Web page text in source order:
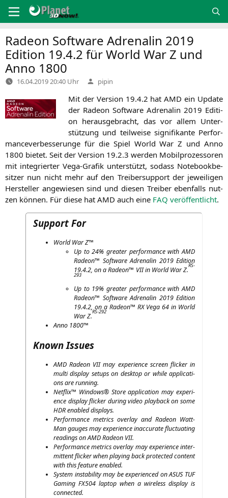
Inhalt
springen
Radeon Software Adrenalin 2019
Edition 19.4.2 für World War Z und
Anno 1800
16.04.2019 20:40 Uhr Verfasst
von
pipin
Mit der Ver­si­on 19.4.2 hatAMD ein Update
der Rade­on Soft­ware Adre­na­lin 2019 Edi­ti­
on her­aus­ge­bracht, das vor allem Unter­
stüt­zung und teil­wei­se signi­fi­kan­te Per­for­
mance­ver­bes­se­run­ge für die Spiel World War Z und Anno
1800 bie­tet. Seit der Ver­si­on 19.2.3 wer­den Mobil­pro­zes­so­ren
mit inte­grier­ter Vega-Gra­fik unter­stützt, sodass Note­book­be­
sit­zer nun nicht mehr auf den Trei­ber­sup­port der jewei­li­gen
Her­stel­ler ange­wie­sen sind und die­sen Trei­ber eben­falls nut­
zen kön­nen. Für die­se hat AMD auch eine FAQ ver­öf­fent­licht.
Support For
World War Z™
Up to 24% grea­ter per­for­mance withAMD
Rade­on™ Soft­ware Adre­na­lin 2019 Edi­ti­on
19.4.2, on a Rade­on™ VIIin World War Z.
RS-
293
Up to 19% grea­ter per­for­mance withAMD
Rade­on™ Soft­ware Adre­na­lin 2019 Edi­ti­on
19.4.2, on a Rade­on™ RXVega 64 in World
War Z.
RS-292
Anno 1800™
Known Issues
AMD Rade­on VIImay expe­ri­ence screen fli­cker in
mul­ti dis­play set­ups on desk­top or while appli­ca­ti­
ons are running.
Net­flix™ Win­dows® Store appli­ca­ti­on may expe­ri­
ence dis­play fli­cker during video play­back on some
HDRenab­led displays.
Per­for­mance metrics over­lay and Rade­on Watt­
Man gau­ges may expe­ri­ence inac­cu­ra­te fluc­tua­ting
rea­dings onAMDRade­on VII.
Per­for­mance metrics over­lay may expe­ri­ence inter­
mit­tent fli­cker when play­ing back pro­tec­ted con­tent
with this fea­ture enabled.
Sys­tem insta­bi­li­ty may be expe­ri­en­ced onASUS TUF
Gam­ing FX504 lap­top when a wire­less dis­play is
connected.